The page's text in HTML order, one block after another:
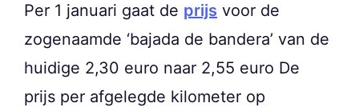
Per 1 januari gaat de prijs voor de
zogenaamde ‘bajada de bandera’ van de
huidige 2,30 euro naar 2,55 euro De
prijs per afgelegde kilometer op